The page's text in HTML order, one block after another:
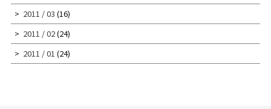
2011 / 03 (16)
2011 / 02(24)
2011 / 01 (24)